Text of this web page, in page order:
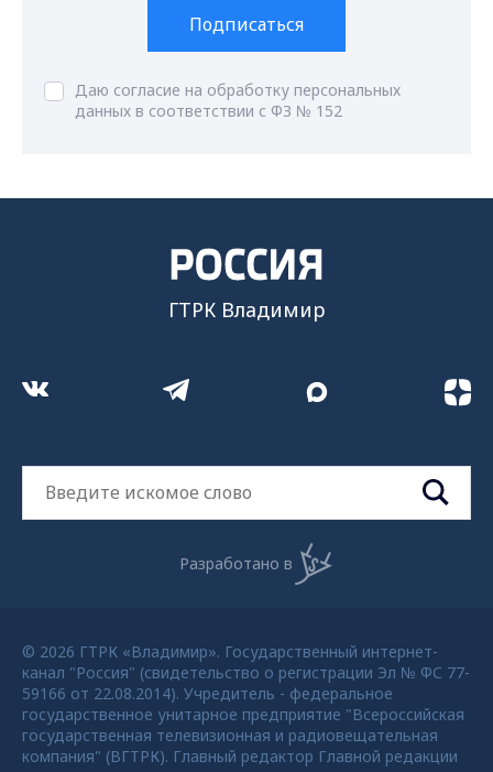
Подписаться
Даю согласие на обработку персональных
данных в соответствии с ФЗ № 152
ГТРК Владимир
Разработано в
© 2026 ГТРК «Владимир». Государственный интернет-
канал "Россия" (свидетельство о регистрации Эл № ФС 77-
59166 от 22.08.2014). Учредитель - федеральное
государственное унитарное предприятие "Всероссийская
государственная телевизионная и радиовещательная
компания" (ВГТРК). Главный редактор Главной редакции